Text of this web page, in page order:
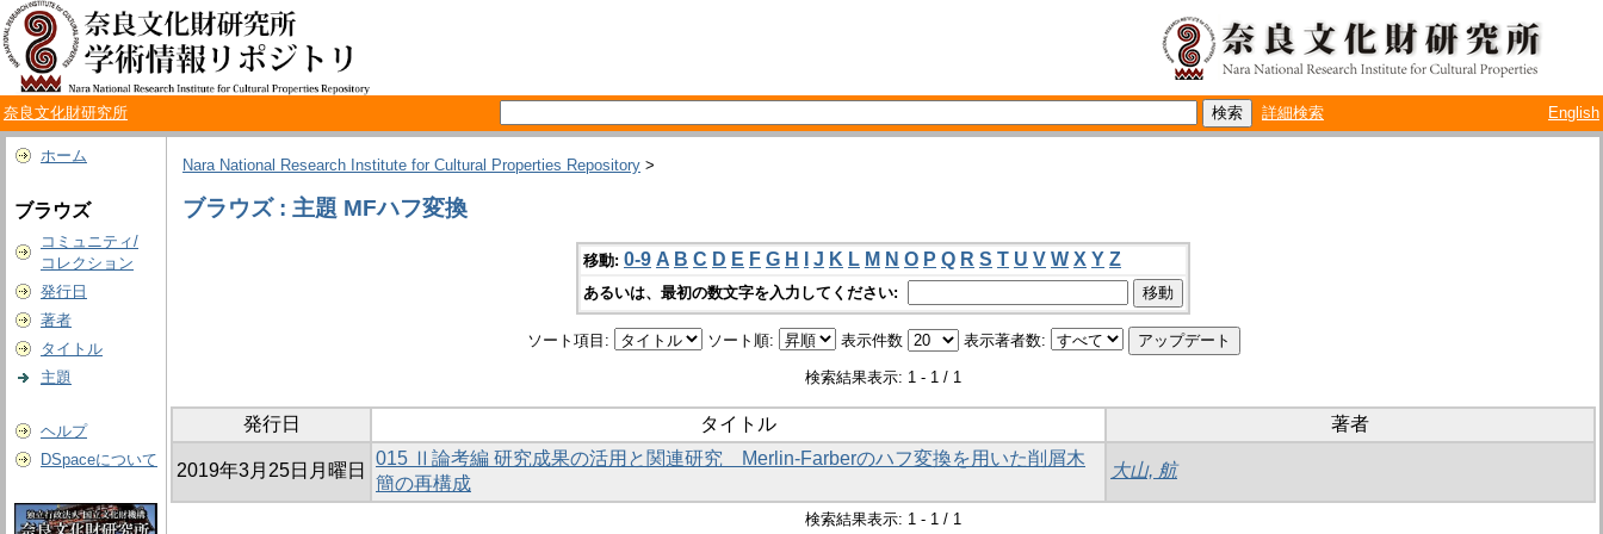
奈良文化財研究所 詳細検索 English
ホーム
ブラウズ
コミュニティ/
コレクション
発行日
著者
タイトル
主題
ヘルプ
DSpaceについて
Nara National Research Institute for Cultural Properties Repository >
ブラウズ : 主題 MFハフ変換
移動: 0-9 A B C D E F G H J K L M N O P Q R S T U V W X Y Z
あるいは、最初の数文字を入力してください:
ソート項目: ソート順: 表示件数 表示著者数:
検索結果表示: 1 - 1 / 1
発行日 タイトル 著者
2019年3月25日月曜日
015 Ⅱ論考編 研究成果の活用と関連研究 Merlin-Farberのハフ変換を用いた削屑木
簡の再構成
大山, 航
検索結果表示: 1 - 1 / 1